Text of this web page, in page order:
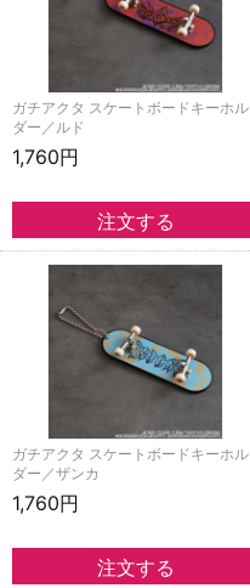
ガチアクタ スケートボードキーホル
ダー／ルド
1,760円
ガチアクタ スケートボードキーホル
ダー／ザンカ
1,760円